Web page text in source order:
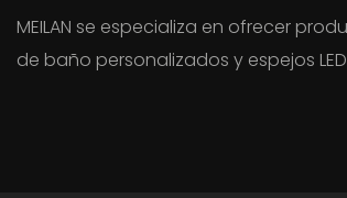
MEILAN se especializa en ofrecer
de baño personalizados y espejos